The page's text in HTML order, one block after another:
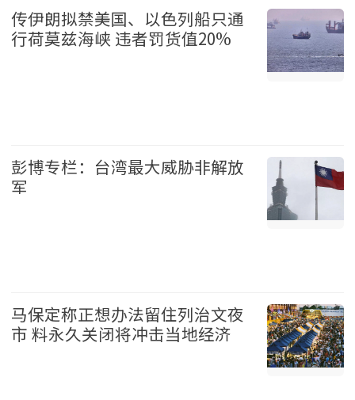
传伊朗拟禁美国、以色列船只通
行荷莫兹海峡 违者罚货值20%
彭博专栏：台湾最大威胁非解放
军
马保定称正想办法留住列治文夜
市 料永久关闭将冲击当地经济